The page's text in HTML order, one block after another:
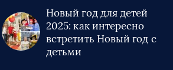
Новый год для детей
2025: как интересно
встретить Новый год с
детьми